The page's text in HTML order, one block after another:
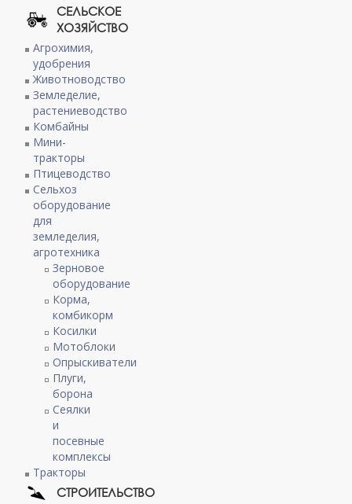
СЕЛЬСКОЕ
ХОЗЯЙСТВО
Агрохимия,
удобрения
Животноводство
Земледелие,
растениеводство
Комбайны
Мини-
тракторы
Птицеводство
Сельхоз
оборудование
для
земледелия,
агротехника
Зерновое
оборудование
Корма,
комбикорм
Косилки
Мотоблоки
Опрыскиватели
Плуги,
борона
Сеялки
и
посевные
комплексы
Тракторы
СТРОИТЕЛЬСТВО